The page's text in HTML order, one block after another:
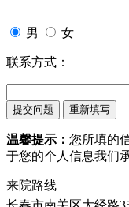
男 女
联系方式：
温馨提示： 您所填的
于您的个人信息我们
来院路线